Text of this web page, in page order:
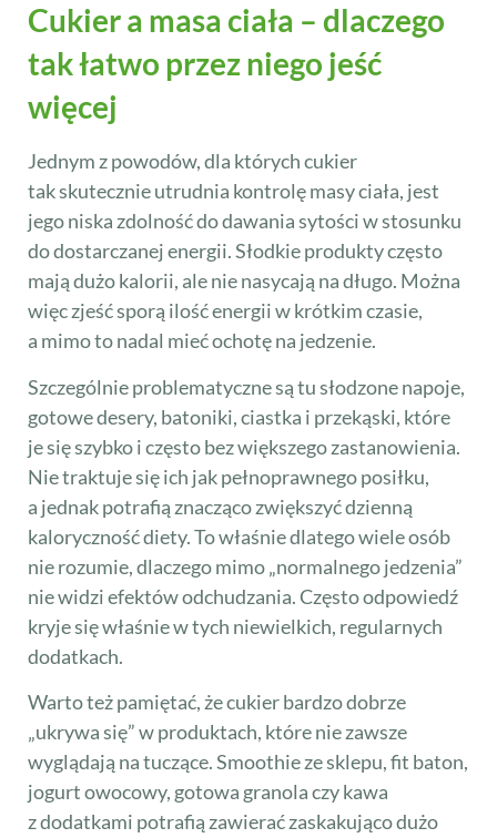
Cukier a masa ciała – dlaczego
tak łatwo przez niego jeść
więcej
Jednym z powodów, dla których cukier
tak skutecznie utrudnia kontrolę masy ciała, jest
jego niska zdolność do dawania sytości w stosunku
do dostarczanej energii. Słodkie produkty często
mają dużo kalorii, ale nie nasycają na długo. Można
więc zjeść sporą ilość energii w krótkim czasie,
a mimo to nadal mieć ochotę na jedzenie.
Szczególnie problematyczne są tu słodzone napoje,
gotowe desery, batoniki, ciastka i przekąski, które
je się szybko i często bez większego zastanowienia.
Nie traktuje się ich jak pełnoprawnego posiłku,
a jednak potrafią znacząco zwiększyć dzienną
kaloryczność diety. To właśnie dlatego wiele osób
nie rozumie, dlaczego mimo „normalnego jedzenia”
nie widzi efektów odchudzania. Często odpowiedź
kryje się właśnie w tych niewielkich, regularnych
dodatkach.
Warto też pamiętać, że cukier bardzo dobrze
„ukrywa się” w produktach, które nie zawsze
wyglądają na tuczące. Smoothie ze sklepu, fit baton,
jogurt owocowy, gotowa granola czy kawa
z dodatkami potrafią zawierać zaskakująco dużo